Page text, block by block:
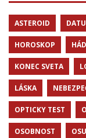
ASTEROID
HOROSKOP
KONEC SVETA
LÁSKA
OPTICKY TEST
OSOBNOST